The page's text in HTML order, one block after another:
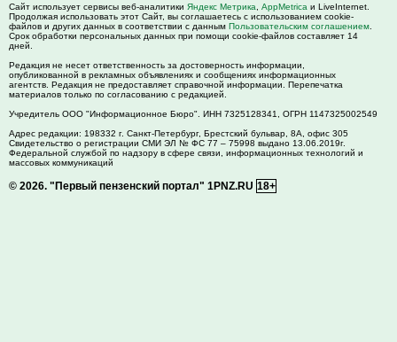
Сайт использует сервисы веб-аналитики Яндекс Метрика AppMetrica и LiveInternet.
Продолжая использовать этот Сайт, вы соглашаетесь с использованием cookie-
файлов и других данных в соответствии с данным Пользовательским соглашением
Срок обработки персональных данных при помощи cookie-файлов составляет 14
дней.
Редакция не несет ответственность за достоверность информации,
опубликованной в рекламных объявлениях и сообщениях информационных
агентств. Редакция не предоставляет справочной информации. Перепечатка
материалов только по согласованию с редакцией.
Учредитель ООО "Информационное Бюро". ИНН 7325128341, ОГРН 1147325002549
Адрес редакции: 198332 г. Санкт-Петербург, Брестский бульвар, 8А, офис 305
Свидетельство о регистрации СМИ ЭЛ № ФС 77 – 75998 выдано 13.06.2019г.
Федеральной службой по надзору в сфере связи, информационных технологий и
массовых коммуникаций
© 2026. "Первый пензенский портал" 1PNZ.RU 18+